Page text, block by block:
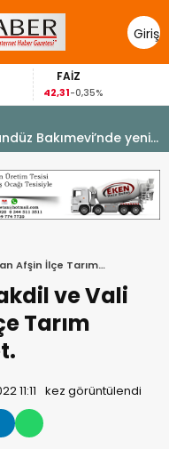
Giriş
Yap
FAİZ
42,31-0,35%
Bakımevi’nde yeni
Afşin İlçe Tarım
ve Vali
Tarım
11:11 kez görüntülendi